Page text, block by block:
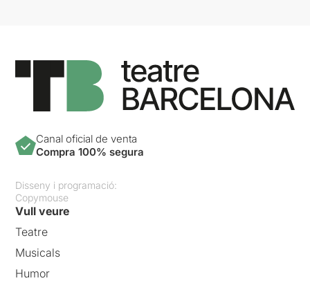
Canal oficial de venta
Compra 100% segura
Disseny i programació:
Copymouse
Vull veure
Teatre
Musicals
Humor